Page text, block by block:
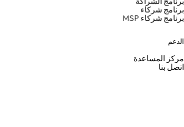
برنامج شركاء
برنامج شركاء MSP
الدعم
مركز المساعدة
اتصل بنا